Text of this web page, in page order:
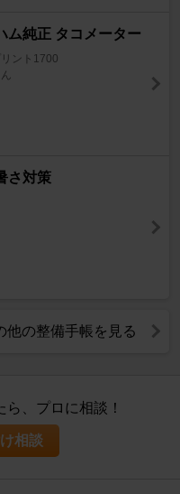
ム純正 タコメーター
ント1700
さ対策
他の整備手帳を見る
、プロに相談！
相談